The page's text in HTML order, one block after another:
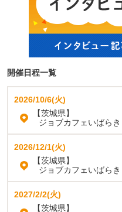
開催日程一覧
2026/10/6(火)
【茨城県】
ジョブカフェいばらき
2026/12/1(火)
【茨城県】
ジョブカフェいばらき
2027/2/2(火)
【茨城県】